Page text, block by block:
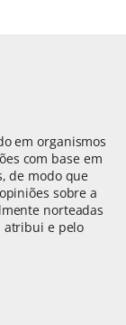
em organismos
com base em
de modo que
sobre a
norteadas
atribui e pelo